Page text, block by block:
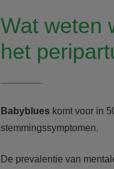
Wat weten
het
Babyblues komt voor in
stemmingssymptomen.
De prevalentie van